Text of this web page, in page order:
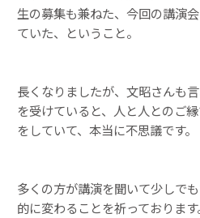
生の募集も兼ねた、今回の講演
ていた、ということ。
長くなりましたが、文昭さんも
を受けていると、人と人とのご
をしていて、本当に不思議です。
多くの方が講演を聞いて少しで
的に変わることを祈っております